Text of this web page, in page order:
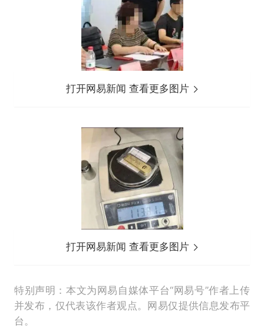
打开网易新闻 查看更多图片
打开网易新闻 查看更多图片
特别声明：本文为网易自媒体平台“网易号”作者上传
并发布，仅代表该作者观点。网易仅提供信息发布平
台。